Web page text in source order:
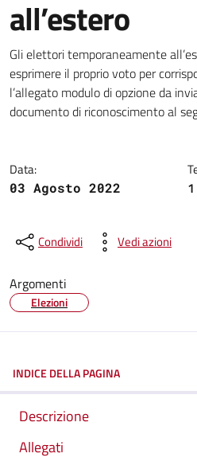
all’estero
Dettagli della
Gli elettori temporaneamente
esprimere il proprio voto per
l’allegato modulo di opzione da
documento di riconoscimento al
Data:
03 Agosto 2022
Condividi Vedi azioni
Argomenti
Elezioni
INDICE DELLA PAGINA
Descrizione
Allegati